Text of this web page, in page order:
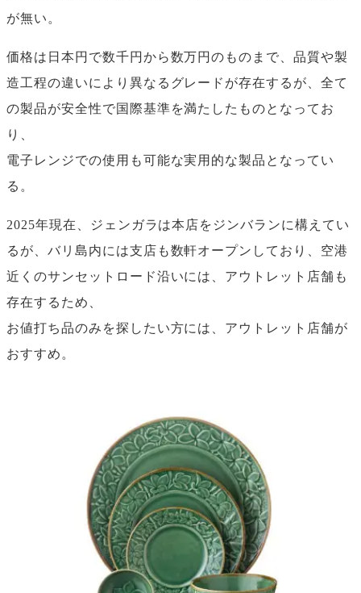
が無い。
価格は日本円で数千円から数万円のものまで、品質や製
造工程の違いにより異なるグレードが存在するが、全て
の製品が安全性で国際基準を満たしたものとなってお
り、
電子レンジでの使用も可能な実用的な製品となってい
る。
2025年現在、ジェンガラは本店をジンバランに構えてい
るが、バリ島内には支店も数軒オープンしており、空港
近くのサンセットロード沿いには、アウトレット店舗も
存在するため、
お値打ち品のみを探したい方には、アウトレット店舗が
おすすめ。